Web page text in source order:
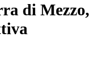
di Mezzo,